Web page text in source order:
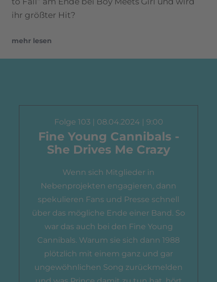
ihr größter Hit?
mehr lesen
Folge 103 | 08.04.2024 | 9:00
Fine Young Cannibals -
She Drives Me Crazy
Wenn sich Mitglieder in
Nebenprojekten engagieren, dann
spekulieren Fans und Presse schnell
über das mögliche Ende einer Band. So
war das auch bei den Fine Young
Cannibals. Warum sie sich dann 1988
plötzlich mit einem ganz und gar
ungewöhnlichen Song zurückmelden